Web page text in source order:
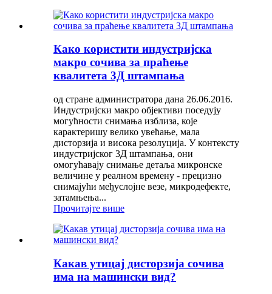
Како користити индустријска
макро сочива за праћење
квалитета 3Д штампања
од стране администратора дана 26.06.2016.
Индустријски макро објективи поседују
могућности снимања изблиза, које
карактеришу велико увећање, мала
дисторзија и висока резолуција. У контексту
индустријског 3Д штампања, они
омогућавају снимање детаља микронске
величине у реалном времену - прецизно
снимајући међуслојне везе, микродефекте,
затамњења...
Прочитајте више
Какав утицај дисторзија сочива
има на машински вид?